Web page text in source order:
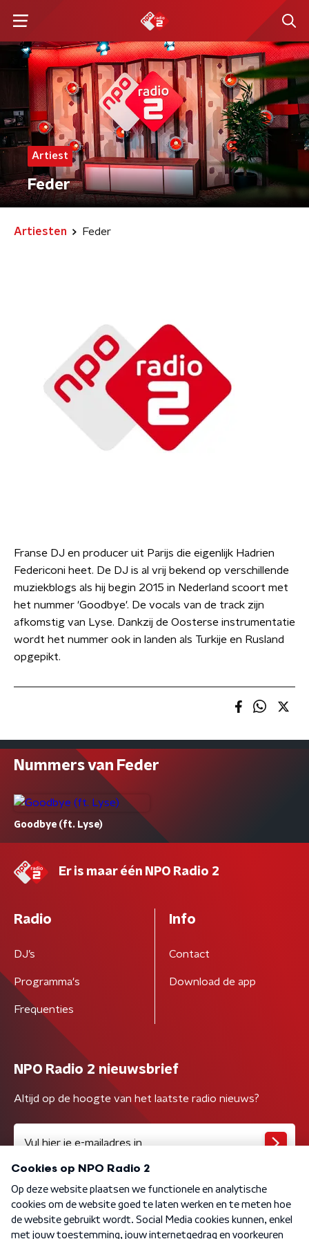
Artiest
Feder
Artiesten Feder
Franse DJ en producer uit Parijs die eigenlijk Hadrien
Federiconi heet. De DJ is al vrij bekend op verschillende
muziekblogs als hij begin 2015 in Nederland scoort met
het nummer 'Goodbye'. De vocals van de track zijn
afkomstig van Lyse. Dankzij de Oosterse instrumentatie
wordt het nummer ook in landen als Turkije en Rusland
opgepikt.
Nummers van Feder
Goodbye (ft. Lyse)
Er is maar één NPO Radio 2
Radio
DJ’s
Programma's
Frequenties
Info
Contact
Download de app
NPO Radio 2 nieuwsbrief
Altijd op de hoogte van het laatste radio nieuws?
Algemene voorwaarden